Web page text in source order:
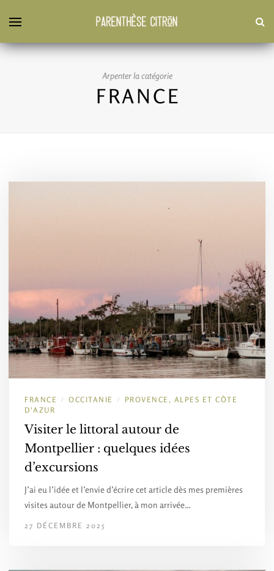
Arpenter la catégorie
FRANCE
FRANCE / OCCITANIE /
PROVENCE, ALPES ET CÔTE
D'AZUR
Visiter le littoral autour de
Montpellier : quelques idées
d’excursions
J’ai eu l’idée et l’envie d’écrire cet article dès mes premières
visites autour de Montpellier, à mon arrivée…
27 DÉCEMBRE 2025